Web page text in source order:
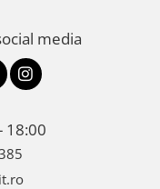
media
18:00